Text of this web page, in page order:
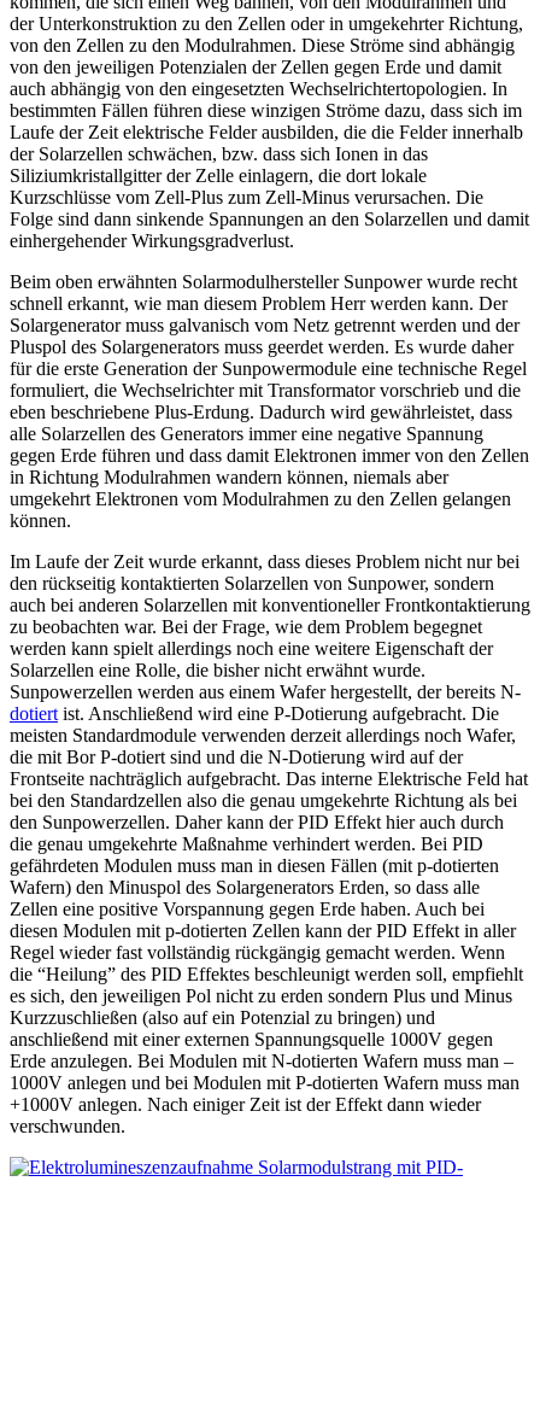
der Unterkonstruktion zu den Zellen oder in umgekehrter Richtung,
von den Zellen zu den Modulrahmen. Diese Ströme sind abhängig
von den jeweiligen Potenzialen der Zellen gegen Erde und damit
auch abhängig von den eingesetzten Wechselrichtertopologien. In
bestimmten Fällen führen diese winzigen Ströme dazu, dass sich im
Laufe der Zeit elektrische Felder ausbilden, die die Felder innerhalb
der Solarzellen schwächen, bzw. dass sich Ionen in das
Siliziumkristallgitter der Zelle einlagern, die dort lokale
Kurzschlüsse vom Zell-Plus zum Zell-Minus verursachen. Die
Folge sind dann sinkende Spannungen an den Solarzellen und damit
einhergehender Wirkungsgradverlust.
Beim oben erwähnten Solarmodulhersteller Sunpower wurde recht
schnell erkannt, wie man diesem Problem Herr werden kann. Der
Solargenerator muss galvanisch vom Netz getrennt werden und der
Pluspol des Solargenerators muss geerdet werden. Es wurde daher
für die erste Generation der Sunpowermodule eine technische Regel
formuliert, die Wechselrichter mit Transformator vorschrieb und die
eben beschriebene Plus-Erdung. Dadurch wird gewährleistet, dass
alle Solarzellen des Generators immer eine negative Spannung
gegen Erde führen und dass damit Elektronen immer von den Zellen
in Richtung Modulrahmen wandern können, niemals aber
umgekehrt Elektronen vom Modulrahmen zu den Zellen gelangen
können.
Im Laufe der Zeit wurde erkannt, dass dieses Problem nicht nur bei
den rückseitig kontaktierten Solarzellen von Sunpower, sondern
auch bei anderen Solarzellen mit konventioneller Frontkontaktierung
zu beobachten war. Bei der Frage, wie dem Problem begegnet
werden kann spielt allerdings noch eine weitere Eigenschaft der
Solarzellen eine Rolle, die bisher nicht erwähnt wurde.
Sunpowerzellen werden aus einem Wafer hergestellt, der bereits N-
dotiert ist. Anschließend wird eine P-Dotierung aufgebracht. Die
meisten Standardmodule verwenden derzeit allerdings noch Wafer,
die mit Bor P-dotiert sind und die N-Dotierung wird auf der
Frontseite nachträglich aufgebracht. Das interne Elektrische Feld hat
bei den Standardzellen also die genau umgekehrte Richtung als bei
den Sunpowerzellen. Daher kann der PID Effekt hier auch durch
die genau umgekehrte Maßnahme verhindert werden. Bei PID
gefährdeten Modulen muss man in diesen Fällen (mit p-dotierten
Wafern) den Minuspol des Solargenerators Erden, so dass alle
Zellen eine positive Vorspannung gegen Erde haben. Auch bei
diesen Modulen mit p-dotierten Zellen kann der PID Effekt in aller
Regel wieder fast vollständig rückgängig gemacht werden. Wenn
die “Heilung” des PID Effektes beschleunigt werden soll, empfiehlt
es sich, den jeweiligen Pol nicht zu erden sondern Plus und Minus
Kurzzuschließen (also auf ein Potenzial zu bringen) und
anschließend mit einer externen Spannungsquelle 1000V gegen
Erde anzulegen. Bei Modulen mit N-dotierten Wafern muss man –
1000V anlegen und bei Modulen mit P-dotierten Wafern muss man
+1000V anlegen. Nach einiger Zeit ist der Effekt dann wieder
verschwunden.